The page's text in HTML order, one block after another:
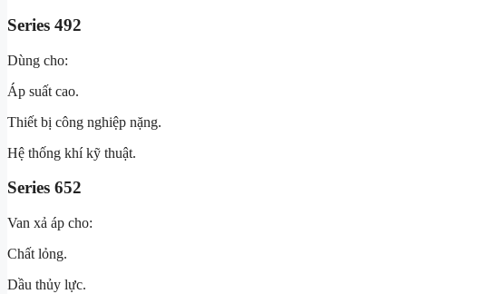
Series 492
Dùng cho:
Áp suất cao.
Thiết bị công nghiệp nặng.
Hệ thống khí kỹ thuật.
Series 652
Van xả áp cho:
Chất lỏng.
Dầu thủy lực.